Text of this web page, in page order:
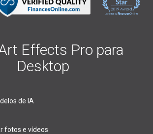
Effects Pro para
Desktop
de IA
fotos e vídeos